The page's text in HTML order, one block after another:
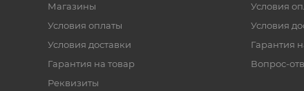
Магазины
Условия оплаты
Условия доставки
Гарантия на товар
Реквизиты
Условия
Условия
Гарантия
Вопрос-